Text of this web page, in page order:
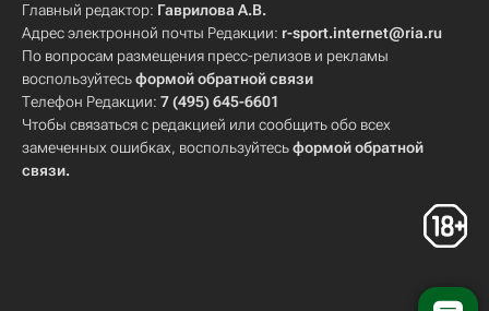
Главный редактор: Гаврилова А.В.
Адрес электронной почты Редакции: r-sport.internet@ria.ru
По вопросам размещения пресс-релизов и рекламы
воспользуйтесьформой обратной связи
Телефон Редакции: 7 (495) 645-6601
Чтобы связаться с редакцией или сообщить обо всех
замеченных ошибках, воспользуйтесьформой обратной
связи.